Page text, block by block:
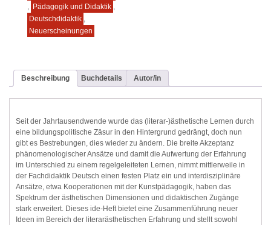
, Pädagogik und Didaktik ,
Deutschdidaktik ,
Neuerscheinungen
Beschreibung Buchdetails Autor/in
Seit der Jahrtausendwende wurde das (literar-)ästhetische Lernen durch
eine bildungspolitische Zäsur in den Hintergrund gedrängt, doch nun
gibt es Bestrebungen, dies wieder zu ändern. Die breite Akzeptanz
phänomenologischer Ansätze und damit die Aufwertung der Erfahrung
im Unterschied zu einem regelgeleiteten Lernen, nimmt mittlerweile in
der Fachdidaktik Deutsch einen festen Platz ein und interdisziplinäre
Ansätze, etwa Kooperationen mit der Kunstpädagogik, haben das
Spektrum der ästhetischen Dimensionen und didaktischen Zugänge
stark erweitert. Dieses ide-Heft bietet eine Zusammenführung neuer
Ideen im Bereich der literarästhetischen Erfahrung und stellt sowohl